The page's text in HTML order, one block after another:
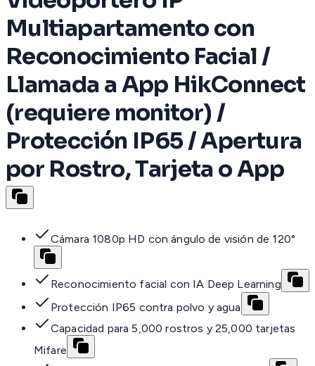
Multiapartamento con
Reconocimiento Facial /
Llamada a App HikConnect
(requiere monitor) /
Protección IP65 / Apertura
por Rostro, Tarjeta o App
Cámara 1080p HD con ángulo de visión de 120°
Reconocimiento facial con IA Deep Learning
Protección IP65 contra polvo y agua
Capacidad para 5,000 rostros y 25,000 tarjetas
Mifare